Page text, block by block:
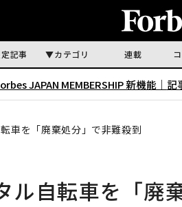
記事 カテゴリ 連載
JAPAN MEMBERSHIP 新機能｜ 記
車を「廃棄処分」で非難殺到
ル自転車を「廃